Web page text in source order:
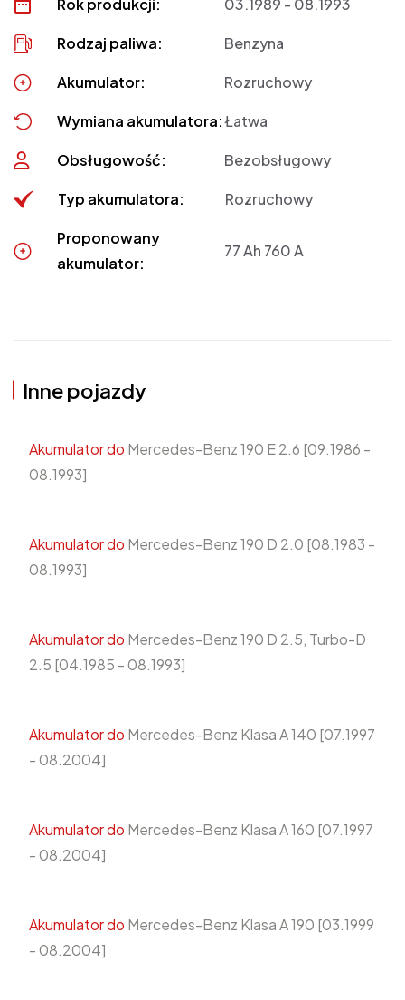
Rok produkcji: 03.1989 - 08.1993
Rodzaj paliwa: Benzyna
Akumulator: Rozruchowy
Wymiana akumulatora:Łatwa
Obsługowość: Bezobsługowy
Typ akumulatora: Rozruchowy
Proponowany
akumulator:
77 Ah 760 A
Inne pojazdy
Akumulator do Mercedes-Benz 190 E 2.6 [09.1986 -
08.1993]
Akumulator do Mercedes-Benz 190 D 2.0 [08.1983 -
08.1993]
Akumulator do Mercedes-Benz 190 D 2.5, Turbo-D
2.5 [04.1985 - 08.1993]
Akumulator do Mercedes-Benz Klasa A 140 [07.1997
- 08.2004]
Akumulator do Mercedes-Benz Klasa A 160 [07.1997
- 08.2004]
Akumulator do Mercedes-Benz Klasa A 190 [03.1999
- 08.2004]